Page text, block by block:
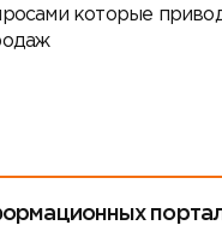
которые